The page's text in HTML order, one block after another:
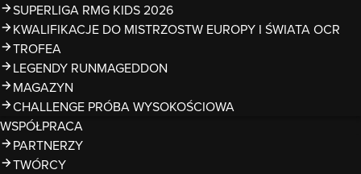
SUPERLIGA RMG KIDS 2026
KWALIFIKACJE DO MISTRZOSTW EUROPY I ŚWIATA OCR
TROFEA
LEGENDY RUNMAGEDDON
MAGAZYN
CHALLENGE PRÓBA WYSOKOŚCIOWA
WSPÓŁPRACA
PARTNERZY
TWÓRCY